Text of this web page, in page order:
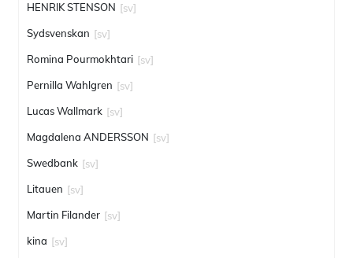
HENRIK STENSON [sv]
Sydsvenskan [sv]
Romina Pourmokhtari [sv]
Pernilla Wahlgren [sv]
Lucas Wallmark [sv]
Magdalena ANDERSSON [sv]
Swedbank [sv]
Litauen [sv]
Martin Filander [sv]
kina [sv]